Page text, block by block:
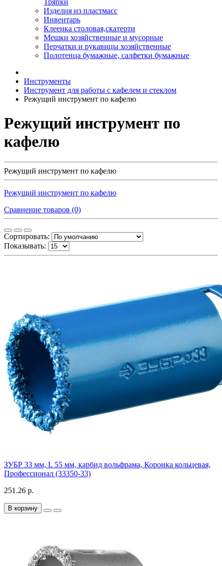
Тряпки
Изделия из пластмасс
Инвентарь
Клеенка столовая,скатерти
Мешки хозяйственные и мусорные
Перчатки и рукавицы хозяйственные
Полотенца бумажные, салфетки бумажные
Инструменты
Инструмент для работы с кафелем и стеклом
Режущий инструмент по кафелю
Режущий инструмент по
кафелю
Режущий инструмент по кафелю
Режущий инструмент по кафелю
Сравнение товаров (0)
Сортировать:
Показывать:
ЗУБР 33 мм, L 55 мм, карбид вольфрама, Коронка кольцевая,
Профессионал (33350-33)
251.26 р.
В корзину